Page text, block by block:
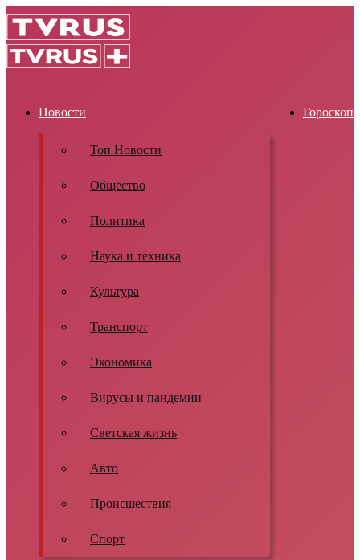
Новости
Топ Новости
Общество
Политика
Наука и техника
Культура
Транспорт
Экономика
Вирусы и пандемии
Светская жизнь
Авто
Происшествия
Спорт
Гороскоп